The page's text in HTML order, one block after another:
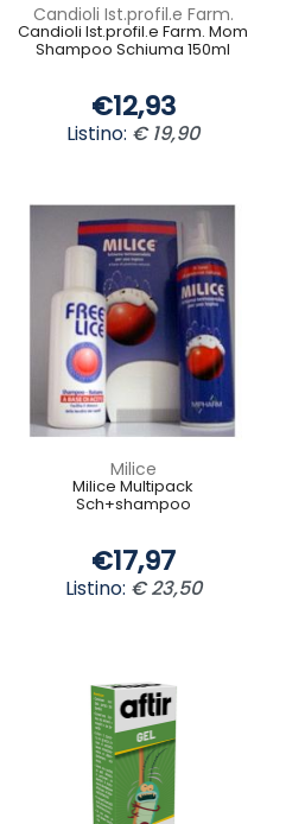
Candioli Ist.profil.e Farm.
Candioli Ist.profil.e Farm. Mom
Shampoo Schiuma 150ml
€12,93
Listino: € 19,90
Milice
Milice Multipack
Sch+shampoo
€17,97
Listino: € 23,50